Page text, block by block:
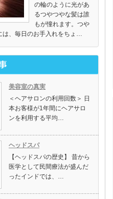
の輪のように光があ
るつやつやな髪は誰
もが憧れます。つや
は、毎日のお手入れをちょ…
美容室の真実
＜ヘアサロンの利用回数＞ 日
本お客様が1年間にヘアサロ
ンを利用する平均…
ヘッドスパ
【ヘッドスパの歴史】 昔から
医学として民間療法が盛んだ
ったインドでは、…